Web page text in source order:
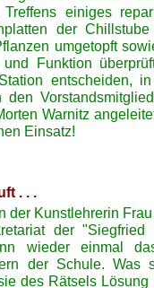
einiges
der
umgetopft
Funktion
entscheiden,
Warnitz
Einsatz!
. . .
der Kunstlehrerin
der "Siegfried
wieder einmal
der Schule. Was
des Rätsels Lösung